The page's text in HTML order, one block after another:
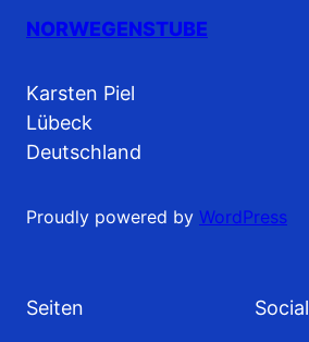
NORWEGENSTUBE
Karsten Piel
Lübeck
Deutschland
Proudly powered by WordPress
Seiten Social